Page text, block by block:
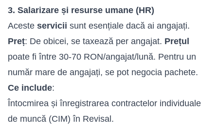
3. Salarizare și resurse umane (HR)
Aceste servicii sunt esențiale dacă ai angajați.
Preț: De obicei, se taxează per angajat. Prețul
poate fi între 30-70 RON/angajat/lună. Pentru un
număr mare de angajați, se pot negocia pachete.
Ce include:
Întocmirea și înregistrarea contractelor individuale
de muncă (CIM) în Revisal.